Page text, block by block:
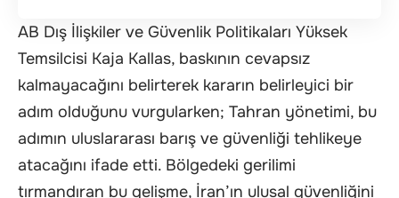
AB Dış İlişkiler ve Güvenlik Politikaları Yüksek
Temsilcisi Kaja Kallas, baskının cevapsız
kalmayacağını belirterek kararın belirleyici bir
adım olduğunu vurgularken; Tahran yönetimi, bu
adımın uluslararası barış ve güvenliği tehlikeye
atacağını ifade etti. Bölgedeki gerilimi
tırmandıran bu gelişme, İran’ın ulusal güvenliğini